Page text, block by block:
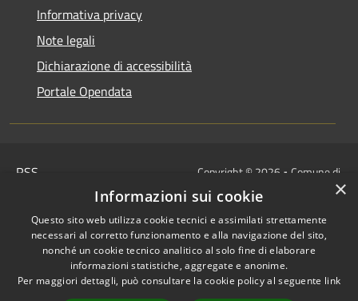
Informativa privacy
Note legali
Dichiarazione di accessibilità
Portale Opendata
RSS
Cookie
Mappa del sito
IBAN COMUNALI: per i cittadini
IT48Z0851453760000000120312
Copyright © 2026 • Comune di
Villongo • Powered by
redazione
×
Informazioni sui cookie
Questo sito web utilizza cookie tecnici e assimilati strettamente
necessari al corretto funzionamento e alla navigazione del sito,
nonché un cookie tecnico analitico al solo fine di elaborare
informazioni statistiche, aggregate e anonime.
Per maggiori dettagli, può consultare la cookie policy al seguente link